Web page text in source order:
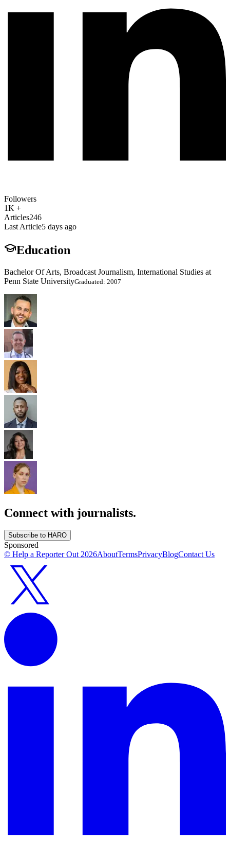
Followers
1K +
Articles246
Last Article5 days ago
Education
Bachelor Of Arts, Broadcast Journalism, International Studies at
Penn State UniversityGraduated: 2007
Connect with journalists.
Subscribe to HARO
Sponsored
© Help a Reporter Out2026AboutTermsPrivacyBlogContact Us